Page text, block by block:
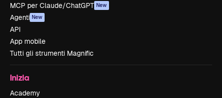
MCP per Claude/ChatGPT New
Agenti New
API
App mobile
Tutti gli strumenti Magnific
Inizia
Academy